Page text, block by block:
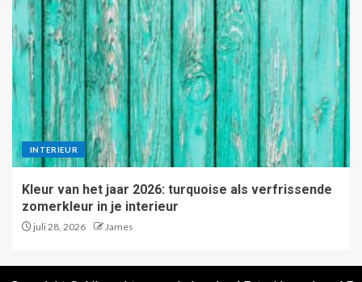
INTERIEUR
Kleur van het jaar 2026: turquoise als verfrissende
zomerkleur in je interieur
juli 28, 2026 James